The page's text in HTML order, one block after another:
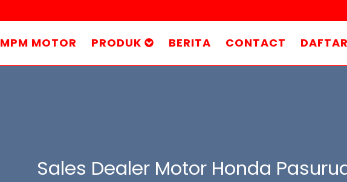
MPM MOTOR PRODUK BERITA CONTACT
Sales Dealer Motor Honda